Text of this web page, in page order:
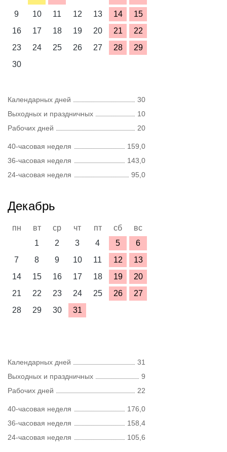
9
10 11 12 13 14
15
16
17 18 19 20 21
22
23
24 25 26 27 28
29
30
Календарных дней
30
Выходных и праздничных
10
Рабочих дней
20
40-часовая неделя
159,0
36-часовая неделя
143,0
24-часовая неделя
95,0
Декабрь
пн вт ср чт пт сб
вс
1
2 3 4 5
6
7
8 9 10 11 12
13
14
15 16 17 18 19
20
21
22 23 24 25 26
27
28
29 30 31
Календарных дней
31
Выходных и праздничных
9
Рабочих дней
22
40-часовая неделя
176,0
36-часовая неделя
158,4
24-часовая неделя
105,6